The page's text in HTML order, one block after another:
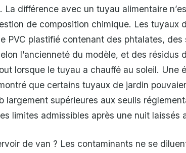
La différence avec un tuyau alimentaire
de composition chimique. Les tuyaux
PVC plastifié contenant des phtalates,
l’ancienneté du modèle, et des résidus
lorsque le tuyau a chauffé au soleil. Une
que certains tuyaux de jardin
largement supérieures aux seuils
limites admissibles après une nuit laissés
de van ? Les contaminants ne se